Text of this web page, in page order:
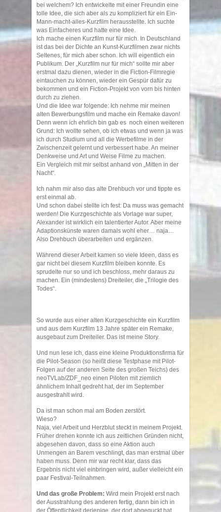
bei welchem? Ich entwickelte mit einer Freundin eine
tolle Idee, die sich aber als zu kompliziert für ein Ein-
Mann-macht-alles-Kurzfilm herausstellte. Ich suchte
was Einfacheres und hatte eine Idee.
Ich mache einen Kurzfilm nur für mich. In Deutschland
ist das bei der Dichte an Kunst-Kurzfilmen zwar nichts
Seltenes, für mich aber schon. Ich will eigentlich ein
Publikum. Der „Kurzfilm nur für mich“ sollte mir aber
erstmal dazu dienen, wieder in die Fiction-Filmregie
eintauchen zu können, wieder ein Gespür dafür zu
bekommen und ein Fiction-Projekt von vorn bis hinten
durch zu ziehen.
Und die Idee war folgende: Ich nehme mir meinen
alten Bewerbungsfilm und mache ein Remake davon!
Denn wenn ich ehrlich bin gab es noch einen weiteren
Grund: Ich wollte sehen, ob ich etwas und wenn ja was
ich durch Studium und all die Werbefilme in der
Zwischenzeit gelernt und verbessert habe. An meiner
Denkweise und Art und Weise Filme zu machen.
Ein Vergleich mit mir selbst anhand von „Mitten in der
Nacht“.
Ich nahm mir also das alte Drehbuch vor und tippte es
erst einmal ab.
Und schon dabei stellte ich fest: Da muss was gemacht
werden! Die Kurzgeschichte als Vorlage war super,
Alexander ist wirklich ein talentierter Autor. Aber meine
Adaptionskünste waren damals wohl eher… naja…
Also Drehbuch überarbeiten und ergänzen.
Während dieser Arbeit kamen so viele Ideen, dass es
gar nicht bei diesem Kurzfilm bleiben konnte. Es
sprudelte nur so und ich beschloss, mehr daraus zu
machen. Ein (mindestens) Dreiteiler, die „Trilogie des
Todes“.
So wurde aus einer alten Kurzgeschichte ein Kurzfilm
und aus dem Kurzfilm 13 Jahre später ein Remake,
ausgebaut zum Dreiteiler. Das ist meine Story.
Und nun lese ich, dass eine kleine Produktionsfirma für
die Pilot-Season (so heißt diese Testphase mit Pilot-
Folgen auf der anderen Seite des großen Teichs) des
neoTVLab/ZDF_neo einen Piloten mit ziemlich
ähnlichem Inhalt gedreht hat, der im September
ausgestrahlt wird.
Da ist man schon mal am Boden zerstört.
Wieso?
Naja, viel Arbeit und Herzblut steckt in meinem Projekt.
Früher drehen konnte ich aus zeitlichen Gründen nicht,
abgesehen davon, dass so eine Aktion auch
Unmengen an Barem veschlingt, das man erstmal über
haben muss. Denn mir war recht klar, dass das
Ergebnis nicht viel einbringen wird, außer vielleicht ein
paar Festival-Teilnahmen.
Und das große Problem: Wird mein Projekt erst nach
der Ausstrahlung des anderen fertig, dann bin ich in
der Öffentlichkeit derjenige, der dort abgeguckt hat.